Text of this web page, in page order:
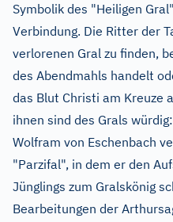
Symbolik des "Heiligen
Verbindung. Die Ritter der
verlorenen Gral zu finden,
des Abendmahls handelt
das Blut Christi am Kreuze
ihnen sind des Grals
Wolfram von Eschenbach
"Parzifal", in dem er den
Jünglings zum Gralskönig
Bearbeitungen der